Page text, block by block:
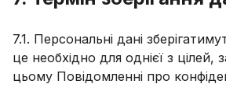
7.1. Персональні дані
це необхідно для однієї з цілей,
цьому Повідомленні про